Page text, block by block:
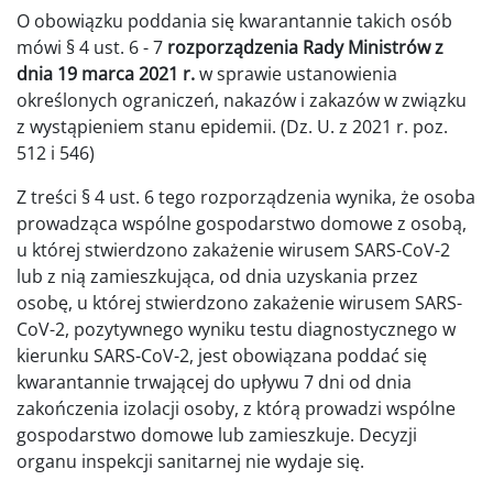
O obowiązku poddania się kwarantannie takich osób
mówi § 4 ust. 6 - 7 rozporządzenia Rady Ministrów z
dnia 19 marca 2021 r.w sprawie ustanowienia
określonych ograniczeń, nakazów i zakazów w związku
z wystąpieniem stanu epidemii. (Dz. U. z 2021 r. poz.
512 i 546)
Z treści § 4 ust. 6 tego rozporządzenia wynika, że osoba
prowadząca wspólne gospodarstwo domowe z osobą,
u której stwierdzono zakażenie wirusem SARS-CoV-2
lub z nią zamieszkująca, od dnia uzyskania przez
osobę, u której stwierdzono zakażenie wirusem SARS-
CoV-2, pozytywnego wyniku testu diagnostycznego w
kierunku SARS-CoV-2, jest obowiązana poddać się
kwarantannie trwającej do upływu 7 dni od dnia
zakończenia izolacji osoby, z którą prowadzi wspólne
gospodarstwo domowe lub zamieszkuje. Decyzji
organu inspekcji sanitarnej nie wydaje się.